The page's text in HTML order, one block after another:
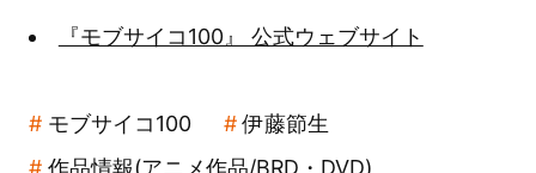
『モブサイコ100』 公式ウェブサイト
モブサイコ100
伊藤節生
作品情報(アニメ作品/BRD・DVD)